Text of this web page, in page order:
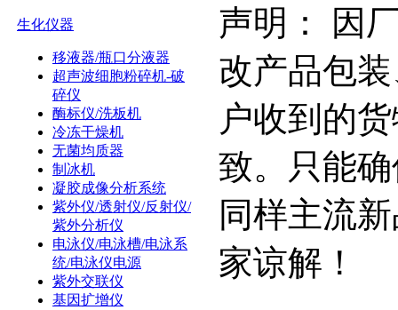
生化仪器
移液器/瓶口分液器
超声波细胞粉碎机-破
碎仪
酶标仪/洗板机
冷冻干燥机
无菌均质器
制冰机
凝胶成像分析系统
紫外仪/透射仪/反射仪/
紫外分析仪
电泳仪/电泳槽/电泳系
统/电泳仪电源
紫外交联仪
基因扩增仪
声明： 因
改产品包
户收到的
致。只能
同样主流
家谅解！